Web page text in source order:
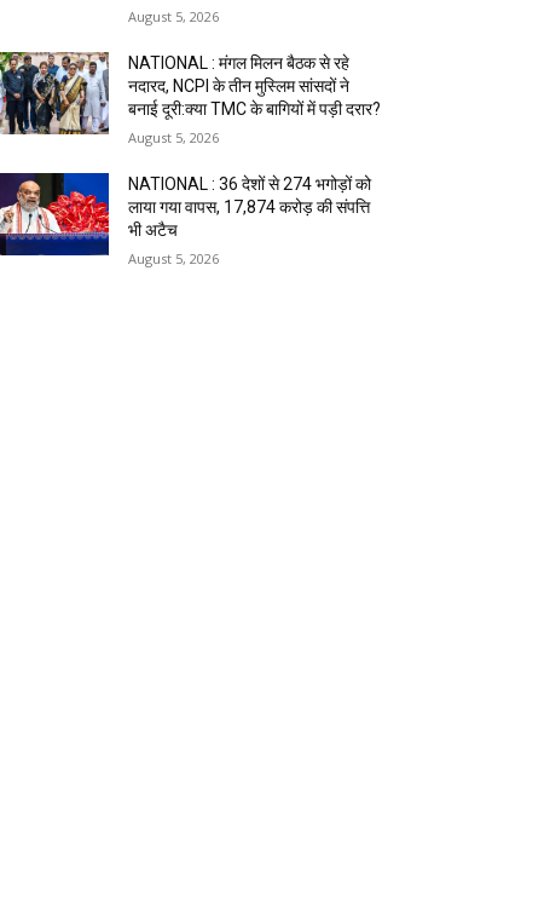
August 5, 2026
NATIONAL : मंगल मिलन बैठक से रहे
नदारद, NCPI के तीन मुस्लिम सांसदों ने
बनाई दूरी:क्या TMC के बागियों में पड़ी दरार?
August 5, 2026
NATIONAL : 36 देशों से 274 भगोड़ों को
लाया गया वापस, ₹17,874 करोड़ की संपत्ति
भी अटैच
August 5, 2026